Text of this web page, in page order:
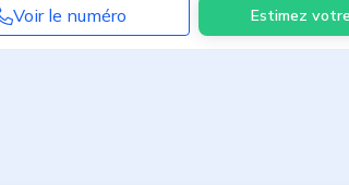
Voir le numéro Estimez